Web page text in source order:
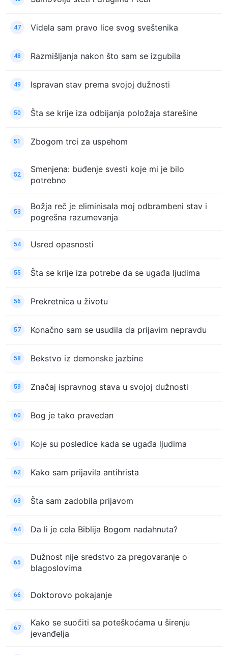
47 Videla sam pravo lice svog sveštenika
48 Razmišljanja nakon što sam se izgubila
49 Ispravan stav prema svojoj dužnosti
50 Šta se krije iza odbijanja položaja starešine
51 Zbogom trci za uspehom
52
Smenjena: buđenje svesti koje mi je bilo
potrebno
53
Božja reč je eliminisala moj odbrambeni stav i
pogrešna razumevanja
54 Usred opasnosti
55 Šta se krije iza potrebe da se ugađa ljudima
56 Prekretnica u životu
57 Konačno sam se usudila da prijavim nepravdu
58 Bekstvo iz demonske jazbine
59 Značaj ispravnog stava u svojoj dužnosti
60 Bog je tako pravedan
61 Koje su posledice kada se ugađa ljudima
62 Kako sam prijavila antihrista
63 Šta sam zadobila prijavom
64 Da li je cela Biblija Bogom nadahnuta?
65
Dužnost nije sredstvo za pregovaranje o
blagoslovima
66 Doktorovo pokajanje
67
Kako se suočiti sa poteškoćama u širenju
jevanđelja